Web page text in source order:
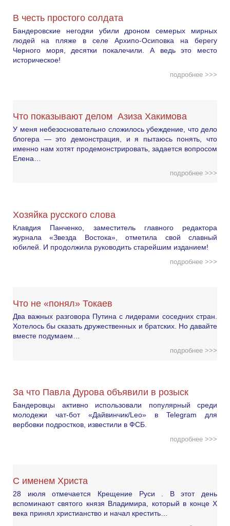
В честь простого солдата
Бандеровские негодяи убили дроном семерых мирных
людей на пляже в селе Архипо-Осиповка на берегу
Черного моря, десятки покалечили. А ведь это место
историческое!
подробнее >>>
Что показывают делом Азиза Хакимова
У меня небезосновательно сложилось убеждение, что дело
блогера — это демонстрация, и я пытаюсь понять, что
именно нам хотят продемонстрировать, задается вопросом
Елена…
подробнее >>>
Хозяйка русского слова
Клавдия Панченко, заместитель главного редактора
журнала «Звезда Востока», отметила свой славный
юбилей. И продолжила руководить старейшим изданием!
подробнее >>>
Что не «понял» Токаев
Два важных разговора Путина с лидерами соседних стран.
Хотелось бы сказать дружественных и братских. Но давайте
вместе подумаем…
подробнее >>>
За что Павла Дурова объявили в розыск
Бандеровцы активно использовали популярный среди
молодежи чат-бот «Дайвинчик/Leo» в Telegram для
вербовки подростков, известили в ФСБ.
подробнее >>>
С именем Христа
28 июля отмечается Крещение Руси . В этот день
вспоминают святого князя Владимира, который в конце X
века принял христианство и начал крестить…